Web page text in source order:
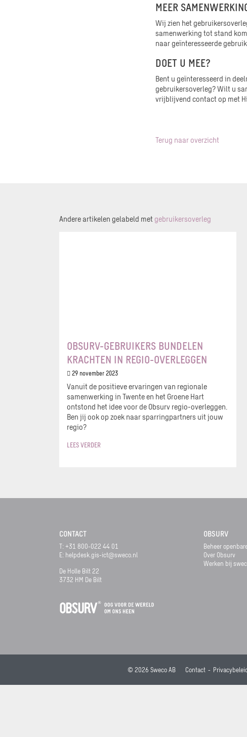
MEER
Wij zien het
samenwerking tot stand
naar geïnteresseerde
DOET U MEE?
Bent u geïnteresseerd in
gebruikersoverleg? Wilt u
vrijblijvend contact op met
Terug naar overzicht
Andere artikelen gelabeld met gebruikersoverleg
OBSURV-GEBRUIKERS BUNDELEN
KRACHTEN IN REGIO-OVERLEGGEN
29 november 2023
Vanuit de positieve ervaringen van regionale
samenwerking in Twente en het Groene Hart
ontstond het idee voor de Obsurv regio-overleggen.
Ben jij ook op zoek naar sparringpartners uit jouw
regio?
LEES VERDER
CONTACT
T: +31 800-022 44 01
E: helpdesk.gis-ict@sweco.nl
De Holle Bilt 22
3732 HM De Bilt
OBSURV
Beheer
Over Obsurv
Werken bij
© 2026 Sweco AB Contact